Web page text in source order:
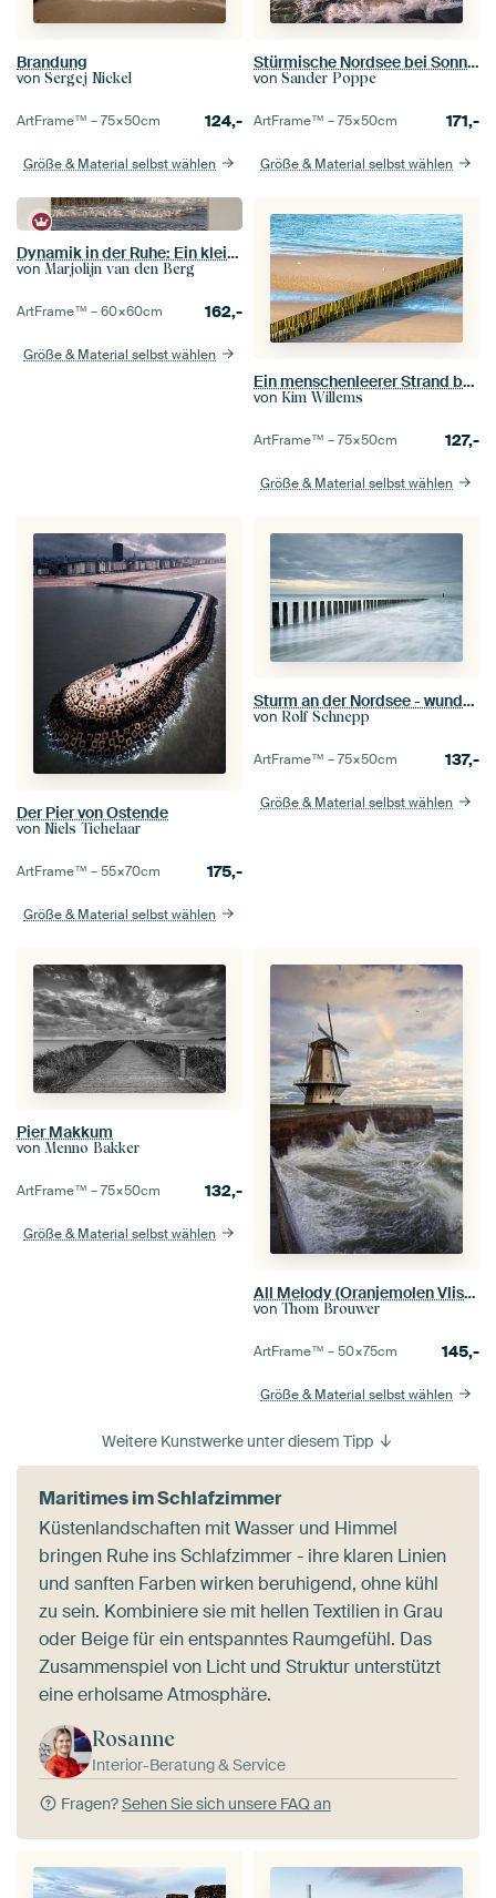
Brandung
von Sergej Nickel
ArtFrame™ –75×50cm 124,-
Größe & Material selbst wählen
Stürmische Nordsee bei Sonnenuntergang
von Sander Poppe
ArtFrame™ –75×50cm 171,-
Größe & Material selbst wählen
Dynamik in der Ruhe: Ein kleines Küstenstück von Cadzand
von Marjolijn van den Berg
ArtFrame™ –60×60cm 162,-
Größe & Material selbst wählen
Ein menschenleerer Strand bei Zoutelande mit einer Reihe von Wellenbrechern
von Kim Willems
ArtFrame™ –75×50cm 127,-
Größe & Material selbst wählen
Der Pier von Ostende
von Niels Tichelaar
ArtFrame™ –55×70cm 175,-
Größe & Material selbst wählen
Sturm an der Nordsee - wunderschönes Zeeland
von Rolf Schnepp
ArtFrame™ –75×50cm 137,-
Größe & Material selbst wählen
Pier Makkum
von Menno Bakker
ArtFrame™ –75×50cm 132,-
Größe & Material selbst wählen
All Melody (Oranjemolen Vlissingen)
von Thom Brouwer
ArtFrame™ –50×75cm 145,-
Größe & Material selbst wählen
Weitere Kunstwerke unter diesem Tipp
Maritimes im Schlafzimmer
Küstenlandschaften mit Wasser und Himmel
bringen Ruhe ins Schlafzimmer - ihre klaren Linien
und sanften Farben wirken beruhigend, ohne kühl
zu sein. Kombiniere sie mit hellen Textilien in Grau
oder Beige für ein entspanntes Raumgefühl. Das
Zusammenspiel von Licht und Struktur unterstützt
eine erholsame Atmosphäre.
Rosanne
Interior-Beratung & Service
Fragen?Sehen Sie sich unsere FAQ an